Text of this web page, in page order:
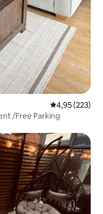
Gemiddelde
4,95 (223)
/Free Parking